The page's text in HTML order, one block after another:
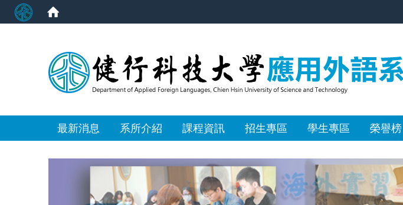
最新消息 系所介紹 課程資訊 招生專區 學生專區 榮譽榜